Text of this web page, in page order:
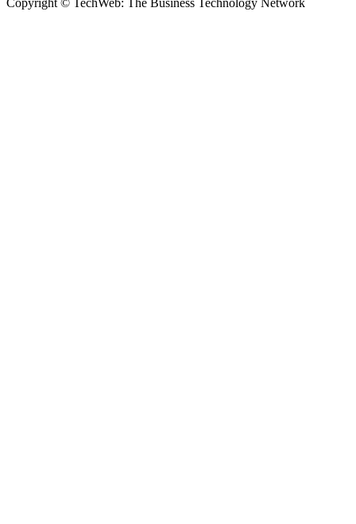
Copyright © TechWeb: The Business Technology Network